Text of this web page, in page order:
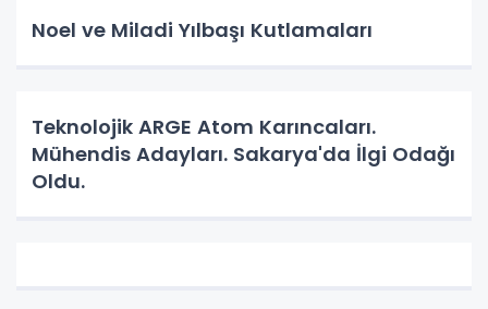
Noel ve Miladi Yılbaşı Kutlamaları
Teknolojik ARGE Atom Karıncaları.
Mühendis Adayları. Sakarya'da İlgi Odağı
Oldu.